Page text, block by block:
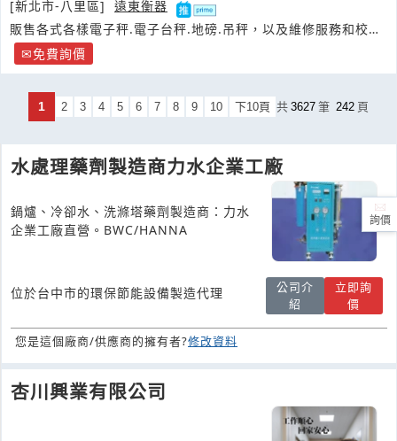
[新北市-八里區]
遠東衡器
販售各式各樣電子秤.電子台秤.地磅.吊秤，以及維修服務和校正
服務免費詢價
1 2 3 4 5 6 7 8 9 10 下10頁 共 3627 筆 242 頁
水處理藥劑製造商力水企業工廠
鍋爐、冷卻水、洗滌塔藥劑製造商：力水
企業工廠直營。BWC/HANNA
位於台中市的環保節能設備製造代理
公司介
紹
立即詢
價
您是這個廠商/供應商的擁有者?修改資料
杏川興業有限公司
詢價